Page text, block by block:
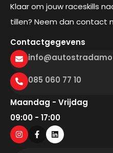
Klaar om jouw raceskills
tillen? Neem dan contact
Contactgegevens
085 060 77 10
Maandag - Vrijdag
09:00 - 17:00